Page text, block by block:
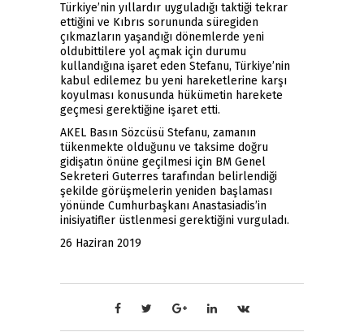
Türkiye’nin yıllardır uyguladığı taktiği tekrar
ettiğini ve Kıbrıs sorununda süregiden
çıkmazların yaşandığı dönemlerde yeni
oldubittilere yol açmak için durumu
kullandığına işaret eden Stefanu, Türkiye’nin
kabul edilemez bu yeni hareketlerine karşı
koyulması konusunda hükümetin harekete
geçmesi gerektiğine işaret etti.
AKEL Basın Sözcüsü Stefanu, zamanın
tükenmekte olduğunu ve taksime doğru
gidişatın önüne geçilmesi için BM Genel
Sekreteri Guterres tarafından belirlendiği
şekilde görüşmelerin yeniden başlaması
yönünde Cumhurbaşkanı Anastasiadis’in
inisiyatifler üstlenmesi gerektiğini vurguladı.
26 Haziran 2019